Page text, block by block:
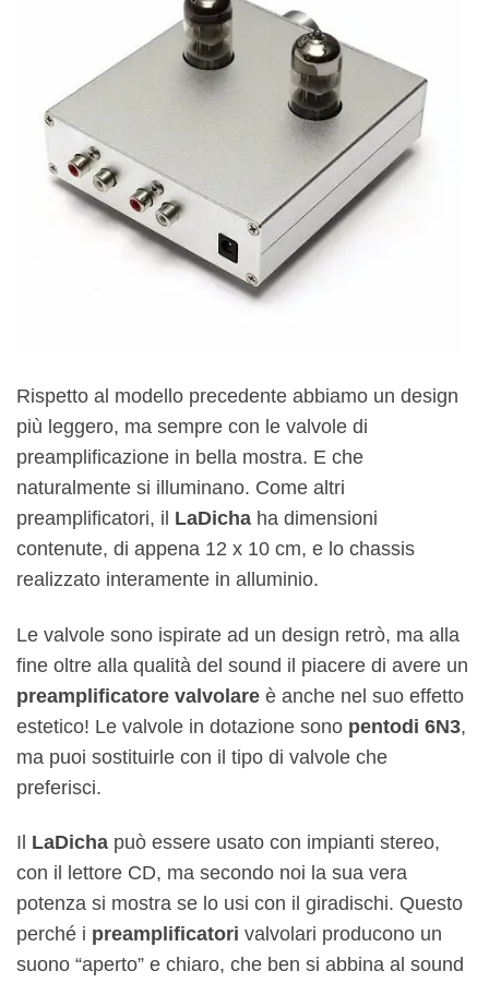
Rispetto al modello precedente abbiamo un design
più leggero, ma sempre con le valvole di
preamplificazione in bella mostra. E che
naturalmente si illuminano. Come altri
preamplificatori, il LaDicha ha dimensioni
contenute, di appena 12 x 10 cm, e lo chassis
realizzato interamente in alluminio.
Le valvole sono ispirate ad un design retrò, ma alla
fine oltre alla qualità del sound il piacere di avere un
preamplificatore valvolare è anche nel suo effetto
estetico! Le valvole in dotazione sono pentodi 6N3,
ma puoi sostituirle con il tipo di valvole che
preferisci.
Il LaDicha può essere usato con impianti stereo,
con il lettore CD, ma secondo noi la sua vera
potenza si mostra se lo usi con il giradischi. Questo
perché i preamplificatori valvolari producono un
suono “aperto” e chiaro, che ben si abbina al sound